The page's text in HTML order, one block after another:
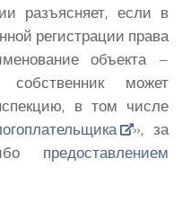
разъясняет, если в
регистрации права
объекта –
может
в том числе
», за
предоставлением